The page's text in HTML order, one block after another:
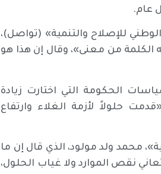
عام.
للإصلاح والتنمية» (تواصل)،
الكلمة من معنى»، وقال إن هذا هو
الحكومة التي اختارت زيادة
حلولاً لأزمة الغلاء وارتفاع
محمد ولد مولود، الذي قال إن ما
نقص الموارد ولا غياب الحلول،